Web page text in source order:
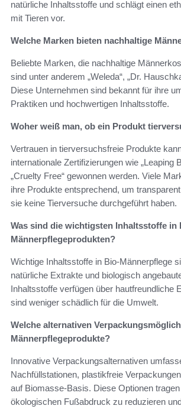
natürliche Inhaltsstoffe und schlägt einen
mit Tieren vor.
Welche Marken bieten nachhaltige
Beliebte Marken, die nachhaltige
sind unter anderem „Weleda“, „Dr.
Diese Unternehmen sind bekannt für ihre
Praktiken und hochwertigen Inhaltsstoffe.
Woher weiß man, ob ein Produkt
Vertrauen in tierversuchsfreie Produkte
internationale Zertifizierungen wie „Leaping
„Cruelty Free“ gewonnen werden. Viele
ihre Produkte entsprechend, um
sie keine Tierversuche durchgeführt haben.
Was sind die wichtigsten Inhaltsstoffe in
Männerpflegeprodukten?
Wichtige Inhaltsstoffe in Bio-Männerpflege
natürliche Extrakte und biologisch
Inhaltsstoffe verfügen über hautfreundliche
sind weniger schädlich für die Umwelt.
Welche alternativen
Männerpflegeprodukte?
Innovative Verpackungsalternativen
Nachfüllstationen, plastikfreie
auf Biomasse-Basis. Diese Optionen
ökologischen Fußabdruck zu reduzieren